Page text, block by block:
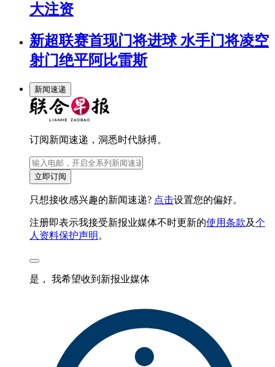
大注资
新超联赛首现门将进球 水手门将凌空
射门绝平阿比雷斯
新闻速递
订阅新闻速递，洞悉时代脉搏。
立即订阅
只想接收感兴趣的新闻速递? 点击设置您的偏好。
注册即表示我接受新报业媒体不时更新的使用条款及个
人资料保护声明 。
是， 我希望收到新报业媒体